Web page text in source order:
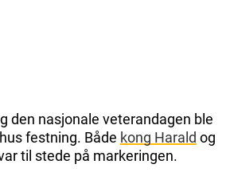
den nasjonale veterandagen ble
festning. Både kong Harald og
til stede på markeringen.